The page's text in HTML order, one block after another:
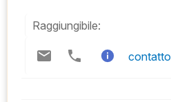
Raggiungibile:
contatto